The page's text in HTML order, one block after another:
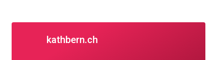
kathbern.ch